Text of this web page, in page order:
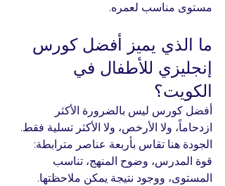
مستوى مناسب لعمره.
ما الذي يميز أفضل كورس
إنجليزي للأطفال في
الكويت؟
أفضل كورس ليس بالضرورة الأكثر
ازدحاماً، ولا الأرخص، ولا الأكثر تسلية فقط.
الجودة هنا تقاس بأربعة عناصر مترابطة:
قوة المدرس، وضوح المنهج، تناسب
المستوى، ووجود نتيجة يمكن ملاحظتها.